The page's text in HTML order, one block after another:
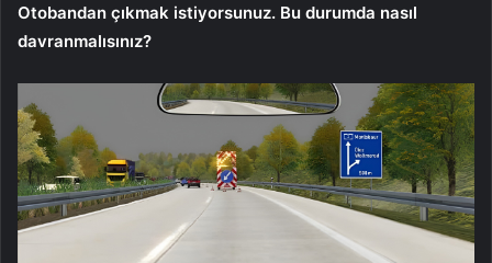
Otobandan çıkmak istiyorsunuz. Bu durumda nasıl
davranmalısınız?